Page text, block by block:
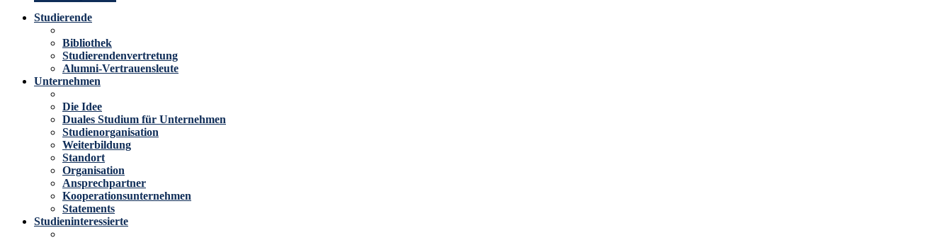
Studierende
Bibliothek
Studierendenvertretung
Alumni-Vertrauensleute
Unternehmen
Die Idee
Duales Studium für Unternehmen
Studienorganisation
Weiterbildung
Standort
Organisation
Ansprechpartner
Kooperationsunternehmen
Statements
Studieninteressierte